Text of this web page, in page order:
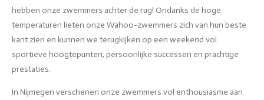
hebben onze zwemmers achter de rug! Ondanks de hoge
temperaturen lieten onze Wahoo-zwemmers zich van hun beste
kant zien en kunnen we terugkijken op een weekend vol
sportieve hoogtepunten, persoonlijke successen en prachtige
prestaties.
In Nijmegen verschenen onze zwemmers vol enthousiasme aan